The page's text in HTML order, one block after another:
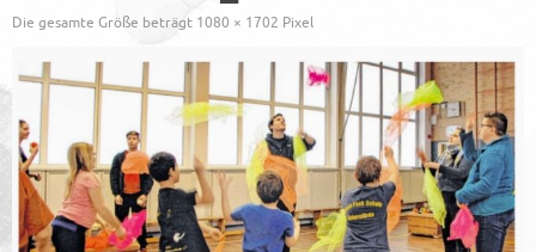
Die gesamte Größe beträgt 1080 × 1702 Pixel